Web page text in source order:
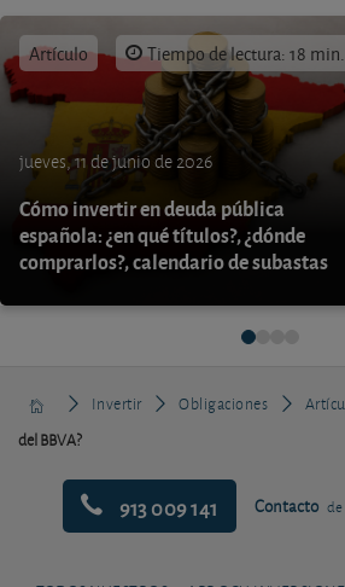
Artículo Tiempo de lectura: 18 min.
jueves, 11 de junio de 2026
Cómo invertir en deuda pública
española: ¿en qué títulos?, ¿dónde
comprarlos?, calendario de subastas
Invertir Obligaciones
del BBVA?
913 009 141 Contacto de